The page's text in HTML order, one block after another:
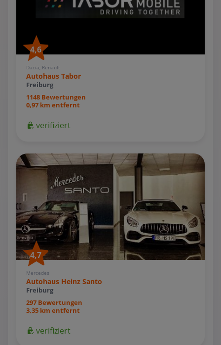
4,6
Dacia, Renault
Autohaus Tabor
Freiburg
1148 Bewertungen
0,97 km entfernt
verifiziert
4,7
Mercedes
Autohaus Heinz Santo
Freiburg
297 Bewertungen
3,35 km entfernt
verifiziert